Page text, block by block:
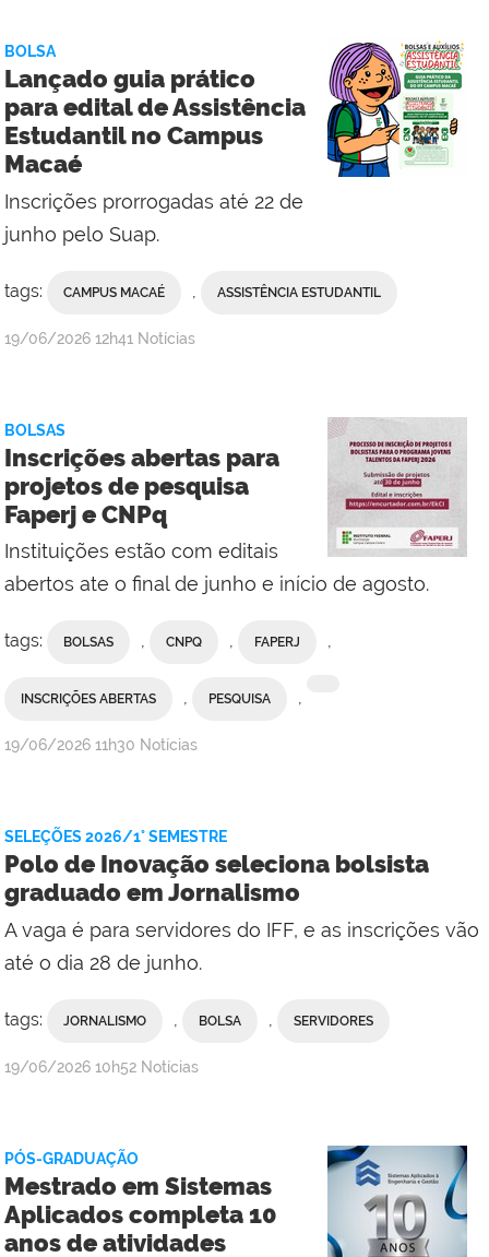
BOLSA
Lançado guia prático
para edital de Assistência
Estudantil no Campus
Macaé
Inscrições prorrogadas até 22 de
junho pelo Suap.
tags: CAMPUS MACAÉ ASSISTÊNCIA ESTUDANTIL
por
Campus
Macaé
publicado
19/06/2026 12h41 Notícias
BOLSAS
Inscrições abertas para
projetos de pesquisa
Faperj e CNPq
Instituições estão com editais
abertos ate o final de junho e início de agosto.
tags: BOLSAS , CNPQ , FAPERJ ,
INSCRIÇÕES ABERTAS , PESQUISA ,
por
Social
do
Campus
Campos
Centro
publicado
19/06/2026 11h30 Notícias
SELEÇÕES 2026/1° SEMESTRE
Polo de Inovação seleciona bolsista
graduado em Jornalismo
A vaga é para servidores do IFF, e as inscrições vão
até o dia 28 de junho.
tags: JORNALISMO , BOLSA , SERVIDORES
por
Reitoria
publicado
19/06/2026 10h52 Notícias
PÓS-GRADUAÇÃO
Mestrado em Sistemas
Aplicados completa 10
anos de atividades